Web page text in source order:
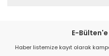
E-Bülten'e
Haber listemize kayıt olarak